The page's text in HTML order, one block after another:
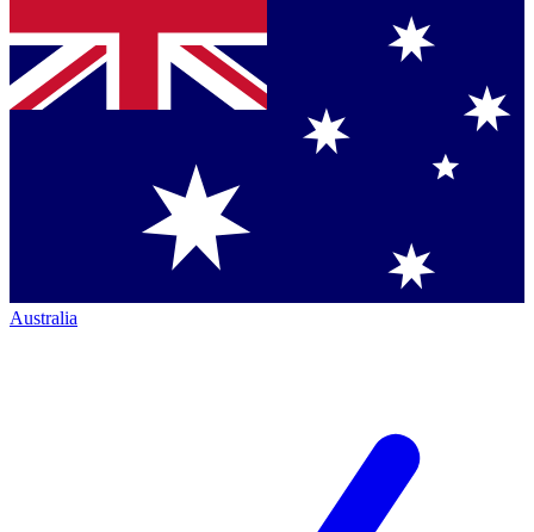
Australia